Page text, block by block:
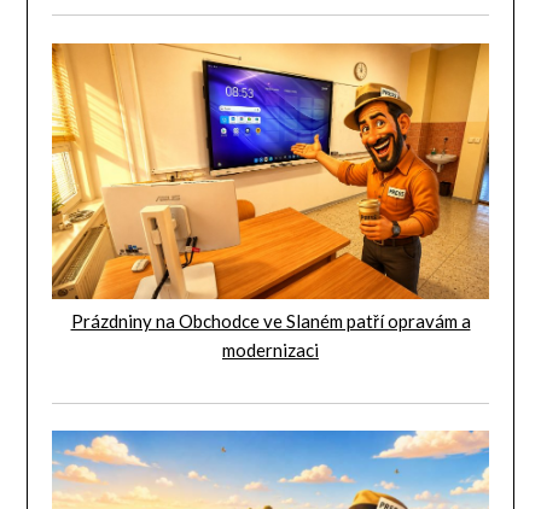
Prázdniny na Obchodce ve Slaném patří opravám a
modernizaci